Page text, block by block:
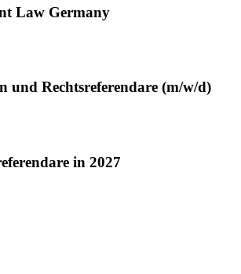
Law Germany
und Rechtsreferendare (m/w/d)
in 2027